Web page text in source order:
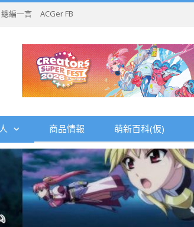
總編一言 ACGer FB
商品情報 萌新百科(仮)